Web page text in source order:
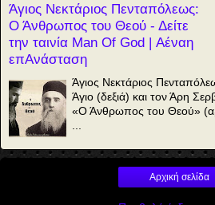
Άγιος Νεκτάριος Πενταπόλεως:
Ο Άνθρωπος του Θεού - Δείτε
την ταινία Man Of God | Αέναη
επΑνάσταση
Άγιος Νεκτάριος
Άγιο (δεξιά) και τον Άρη
«Ο Άνθρωπος του Θεού»
Αρχική σελίδα